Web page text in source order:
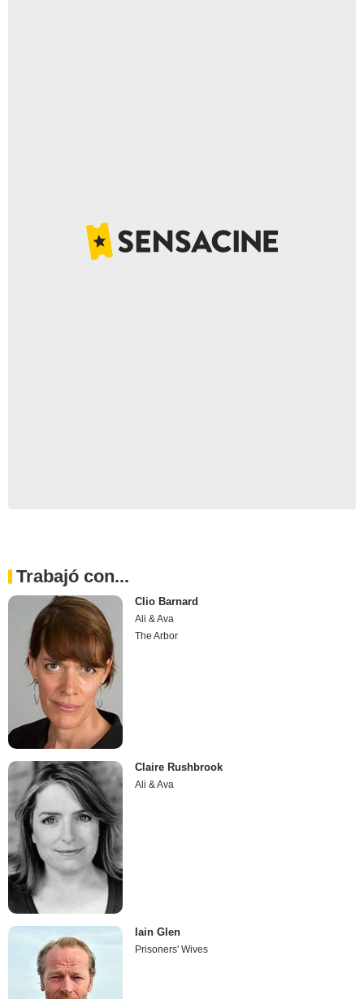
Trabajó con...
Clio Barnard
Ali & Ava
The Arbor
Claire Rushbrook
Ali & Ava
Iain Glen
Prisoners' Wives